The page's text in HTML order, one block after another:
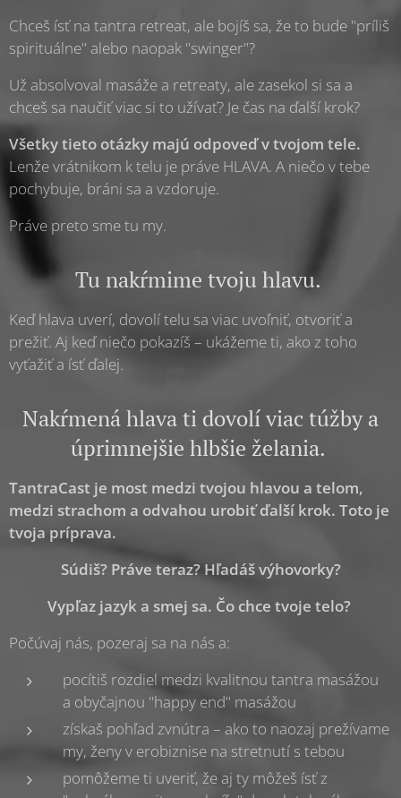
Chceš ísť na tantra retreat, ale bojíš sa, že to bude "príliš
spirituálne" alebo naopak "swinger"?
Už absolvoval masáže a retreaty, ale zasekol si sa a
chceš sa naučiť viac si to užívať? Je čas na ďalší krok?
Všetky tieto otázky majú odpoveď v tvojom tele.
Lenže vrátnikom k telu je práve HLAVA. A niečo v tebe
pochybuje, bráni sa a vzdoruje.
Práve preto sme tu my.
Tu nakŕmime tvoju hlavu.
Keď hlava uverí, dovolí telu sa viac uvoľniť, otvoriť a
prežiť. Aj keď niečo pokazíš – ukážeme ti, ako z toho
vyťažiť a ísť ďalej.
Nakŕmená hlava ti dovolí viac túžby a
úprimnejšie hlbšie želania.
TantraCast je most medzi tvojou hlavou a telom,
medzi strachom a odvahou urobiť ďalší krok. Toto je
tvoja príprava.
Súdiš? Práve teraz? Hľadáš výhovorky?
Vypľaz jazyk a smej sa. Čo chce tvoje telo?
Počúvaj nás, pozeraj sa na nás a:
pocítiš rozdiel medzi kvalitnou tantra masážou
a obyčajnou "happy end" masážou
získaš pohľad zvnútra – ako to naozaj prežívame
my, ženy v erobiznise na stretnutí s tebou
pomôžeme ti uveriť, že aj ty môžeš ísť z